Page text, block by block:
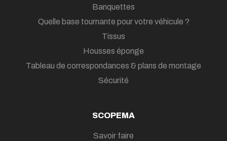
Banquettes
Quelle base tournante pour votre véhicule ?
Tissus
Housses éponge
Tableau de correspondances & plans de montage
Sécurité
SCOPEMA
Savoir faire